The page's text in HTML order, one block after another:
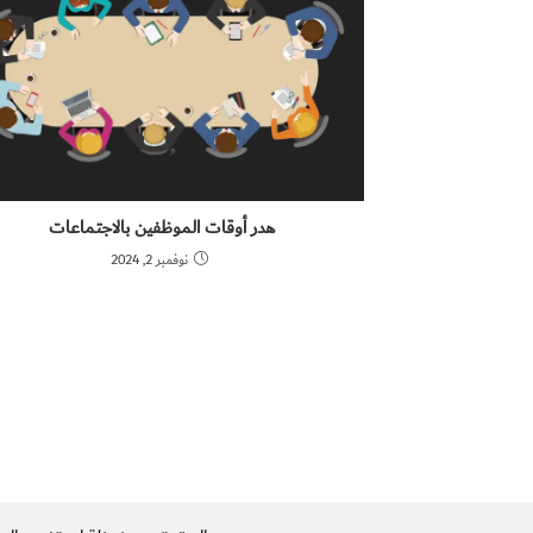
هدر أوقات الموظفين بالاجتماعات
نوفمبر 2, 2024